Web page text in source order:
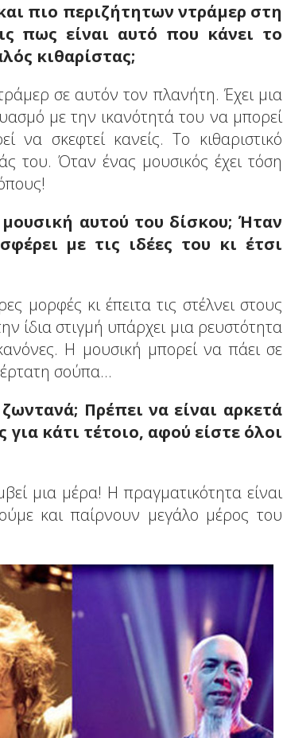
πιο περιζήτητων ντράμερ στη
πως είναι αυτό που κάνει το
κιθαρίστας;
σε αυτόν τον πλανήτη. Έχει μια
με την ικανότητά του να μπορεί
να σκεφτεί κανείς. Το κιθαριστικό
του. Όταν ένας μουσικός έχει τόση
αυτού του δίσκου; Ήταν
με τις ιδέες του κι έτσι
μορφές κι έπειτα τις στέλνει στους
ίδια στιγμή υπάρχει μια ρευστότητα
Η μουσική μπορεί να πάει σε
σούπα...
Πρέπει να είναι αρκετά
κάτι τέτοιο, αφού είστε όλοι
μια μέρα! Η πραγματικότητα είναι
και παίρνουν μεγάλο μέρος του